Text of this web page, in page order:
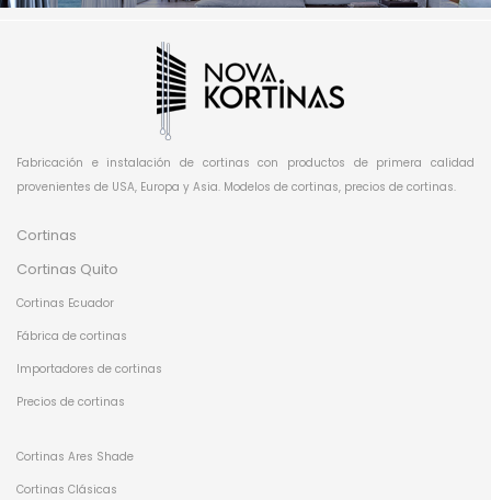
Fabricación e instalación de cortinas con productos de primera calidad
provenientes de USA, Europa y Asia. Modelos de cortinas, precios de cortinas.
Cortinas
Cortinas Quito
Cortinas Ecuador
Fábrica de cortinas
Importadores de cortinas
Precios de cortinas
Cortinas Ares Shade
Cortinas Clásicas